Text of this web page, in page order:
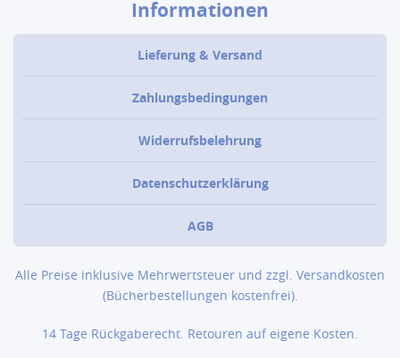
Informationen
Lieferung & Versand
Zahlungsbedingungen
Widerrufsbelehrung
Datenschutzerklärung
AGB
Alle Preise inklusive Mehrwertsteuer und zzgl. Versandkosten
(Bücher­bestellungen kostenfrei).
14 Tage Rückgaberecht. Retouren auf eigene Kosten.